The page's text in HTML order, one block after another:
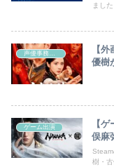
まし
【
優樹
ゲーム出演
【
俣麻
樹・古